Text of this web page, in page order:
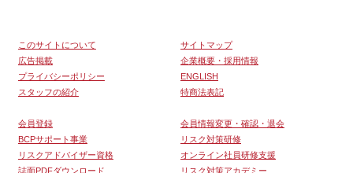
このサイトについて
サイトマップ
広告掲載
企業概要・採用情報
プライバシーポリシー
ENGLISH
スタッフの紹介
特商法表記
会員登録
会員情報変更・確認・退会
BCPサポート事業
リスク対策研修
リスクアドバイザー資格
オンライン社員研修支援
誌面PDFダウンロード
リスク対策アカデミー